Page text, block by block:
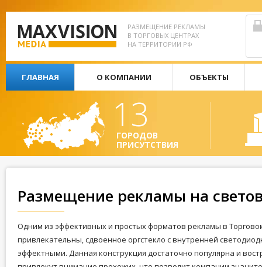
РАЗМЕЩЕНИЕ РЕКЛАМЫ
В ТОРГОВЫХ ЦЕНТРАХ
НА ТЕРРИТОРИИ РФ
ГЛАВНАЯ О КОМПАНИИ ОБЪЕКТЫ
13
ГОРОДОВ
ПРИСУТСТВИЯ
Размещение рекламы на
Одним из эффективных и простых форматов рекламы в
привлекательны, сдвоенное оргстекло с внутренней
эффектными. Данная конструкция достаточно популярна и